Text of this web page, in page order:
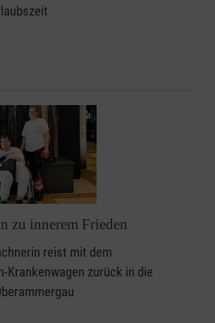
zu innerem Frieden
reist mit dem
Krankenwagen zurück in die